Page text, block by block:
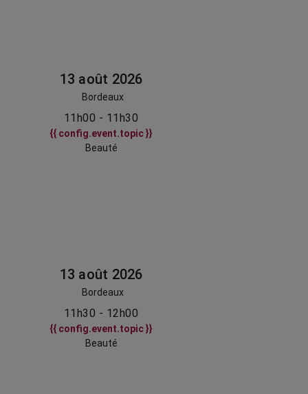
13 août 2026
Bordeaux
11h00 - 11h30
{{ config.event.topic }}
Beauté
13 août 2026
Bordeaux
11h30 - 12h00
{{ config.event.topic }}
Beauté